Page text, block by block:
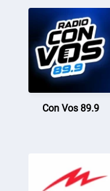
Con Vos 89.9